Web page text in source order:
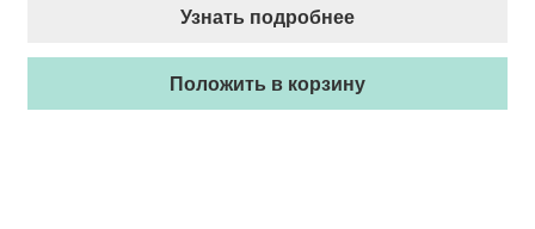
Узнать подробнее
Положить в корзину